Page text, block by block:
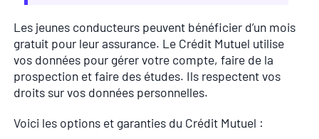
Les jeunes conducteurs peuvent bénéficier d’un mois
gratuit pour leur assurance. Le Crédit Mutuel utilise
vos données pour gérer votre compte, faire de la
prospection et faire des études. Ils respectent vos
droits sur vos données personnelles.
Voici les options et garanties du Crédit Mutuel :